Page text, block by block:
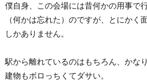
僕自身、この会場には昔何かの用事で
（何かは忘れた）のですが、とにかく
しかありません。
駅から離れているのはもちろん、かな
建物もボロっちくてダサい。